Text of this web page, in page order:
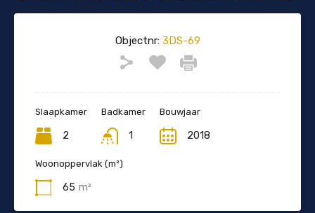
Objectnr:3DS-69
Slaapkamer
2
Badkamer
1
Bouwjaar
2018
Woonoppervlak (m²)
65 m²